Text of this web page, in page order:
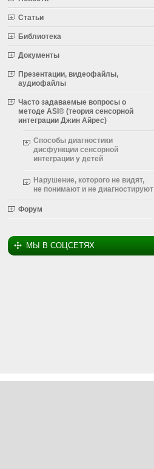
Статьи
Библиотека
Документы
Презентации, видеофайлы,
аудиофайлы
Часто задаваемые вопросы о
методе ASI® (теория сенсорной
интеграции Джин Айрес)
Способы диагностики
дисфункции сенсорной
интеграции у детей
Нарушение, которого не видят,
не понимают и не диагностируют
Форум
МЫ В СОЦСЕТЯХ